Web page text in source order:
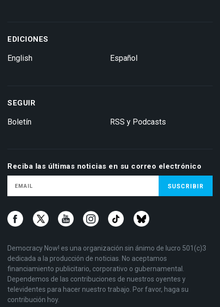
EDICIONES
English Español
SEGUIR
Boletín RSS y Podcasts
Reciba las últimas noticias en su correo electrónico
Democracy Now! es una organización sin ánimo de lucro 501(c)3
dedicada a la producción de noticias. No aceptamos
financiamiento publicitario, corporativo o gubernamental.
Dependemos de las contribuciones de nuestros oyentes y
televidentes para hacer nuestro trabajo. Por favor, haga su
contribución hoy.